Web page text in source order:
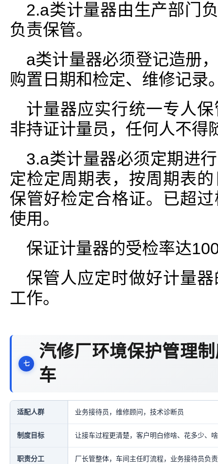
2.a类计量器由生产部门
负责保管。
a类计量器必须登记造册
购置日期和检定、维修记录
计量器应实行统一专人
非持证计量员，任何人不得
3.a类计量器必须定期进
定检定周期表，按周期表
保管好检定合格证。已超
使用。
保证计量器的受检率达
保管人应定时做好计量
工作。
汽修厂环境保护管理
车
适配人群 业务接待员，维修顾问，技术诊断员
制度目标 让接车过程更清楚，客户明白修啥、花多少、
职责分工 厂长管整体，车间主任盯流程，业务接待员负